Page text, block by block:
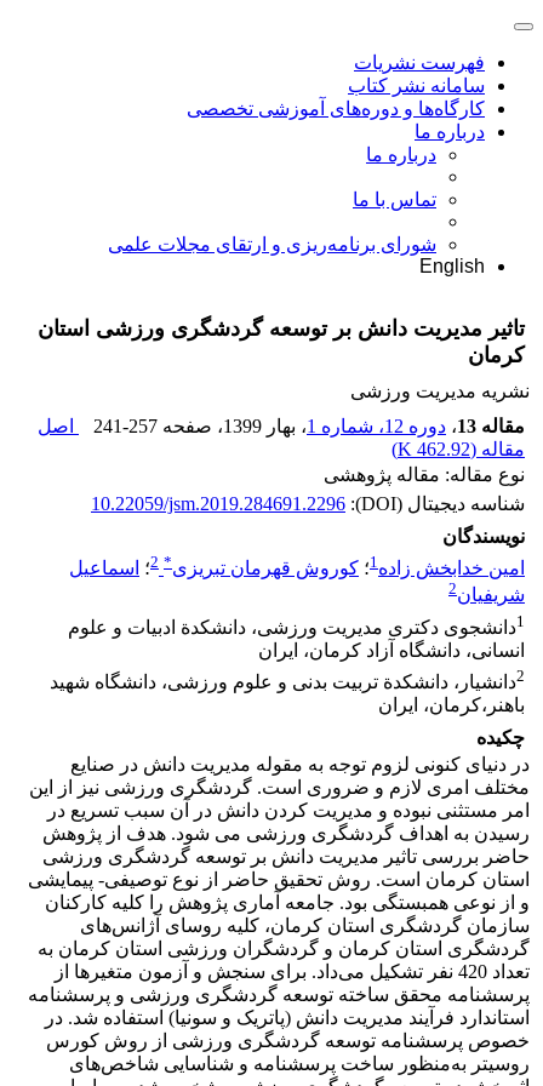
فهرست نشریات
سامانه نشر کتاب
کارگاه‌ها و دوره‌های آموزشی تخصصی
درباره ما
درباره ما
تماس با ما
شورای برنامه‌ریزی و ارتقای مجلات علمی
English
تاثیر مدیریت دانش بر توسعه گردشگری ورزشی استان
کرمان
نشریه مدیریت ورزشی
مقاله 13
، دوره 12، شماره 1 ، بهار 1399 ، صفحه 241-257
اصل
مقاله (462.92 K
)
نوع مقاله: مقاله پژوهشی
شناسه دیجیتال (DOI):
10.22059/jsm.2019.284691.2296
نویسندگان
امین خدابخش زاده1؛ کوروش قهرمان تبریزی*
2؛ اسماعیل
شریفیان2
1دانشجوی دکتری مدیریت ورزشی، دانشکدة ادبیات و علوم
انسانی، دانشگاه آزاد کرمان، ایران
2دانشیار، دانشکدة تربیت بدنی و علوم ورزشی، دانشگاه شهید
باهنر،کرمان، ایران
چکیده
در دنیای کنونی لزوم توجه به مقوله مدیریت دانش در صنایع
مختلف امری لازم و ضروری است. گردشگری ورزشی نیز از این
امر مستثنی نبوده و مدیریت کردن دانش در آن سبب تسریع در
رسیدن به اهداف گردشگری ورزشی می شود. هدف از پژوهش
حاضر بررسی تاثیر مدیریت دانش بر توسعه گردشگری ورزشی
استان کرمان است. روش تحقیق حاضر از نوع توصیفی- پیمایشی
و از نوعی همبستگی بود. جامعه آماری پژوهش را کلیه کارکنان
سازمان گردشگری استان کرمان، کلیه روسای آژانس‌های
گردشگری استان کرمان و گردشگران ورزشی استان کرمان به
تعداد 420 نفر تشکیل می‌داد. برای سنجش و آزمون متغیرها از
پرسشنامه محقق ساخته توسعه گردشگری ورزشی و پرسشنامه
استاندارد فرآیند مدیریت دانش (پاتریک و سونیا) استفاده شد. در
خصوص پرسشنامه توسعه گردشگری ورزشی از روش کورس
روسیتر به‌منظور ساخت پرسشنامه و شناسایی شاخص‌های